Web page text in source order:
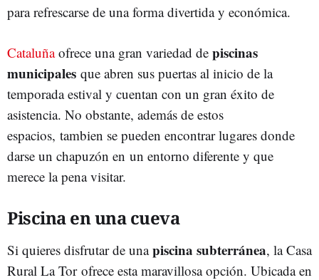
para refrescarse de una forma divertida y económica.
Cataluñaofrece una gran variedad de piscinas
municipales que abren sus puertas al inicio de la
temporada estival y cuentan con un gran éxito de
asistencia. No obstante, además de estos
espacios, tambien se pueden encontrar lugares donde
darse un chapuzón en un entorno diferente y que
merece la pena visitar.
Piscina en una cueva
Si quieres disfrutar de unapiscina subterránea, la Casa
Rural La Tor ofrece esta maravillosa opción. Ubicada en